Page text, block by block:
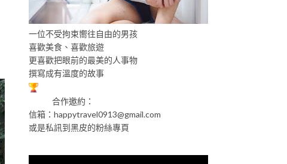
一位不受拘束嚮往自由的男孩
喜歡美食、喜歡旅遊
更喜歡把眼前的最美的人事物
撰寫成有溫度的故事
合作邀約：
信箱： happytravel0913@gmail.com
或是私訊到黑皮的粉絲專頁